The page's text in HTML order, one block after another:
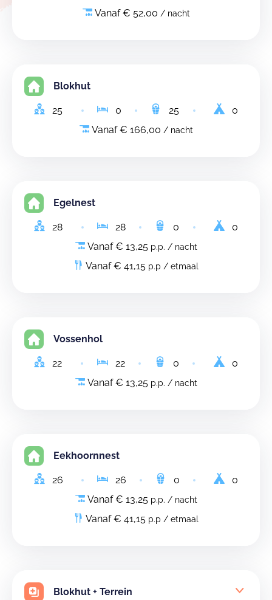
Vanaf € 52,00 / nacht
Blokhut
25 0 25
0
Vanaf € 166,00 / nacht
Egelnest
28 28 0
0
Vanaf € 13,25 p.p. / nacht
Vanaf € 41,15 p.p / etmaal
Vossenhol
22 22 0
0
Vanaf € 13,25 p.p. / nacht
Eekhoornnest
26 26 0
0
Vanaf € 13,25 p.p. / nacht
Vanaf € 41,15 p.p / etmaal
Blokhut + Terrein